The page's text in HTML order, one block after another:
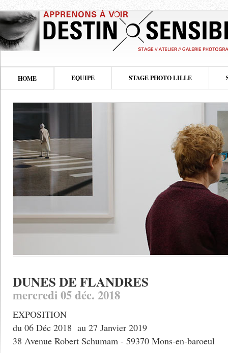
HOME EQUIPE STAGE PHOTO LILLE
DUNES DE FLANDRES
mercredi 05 déc. 2018
EXPOSITION
du 06 Déc 2018 au 27 Janvier 2019
38 Avenue Robert Schumam - 59370 Mons-en-baroeul